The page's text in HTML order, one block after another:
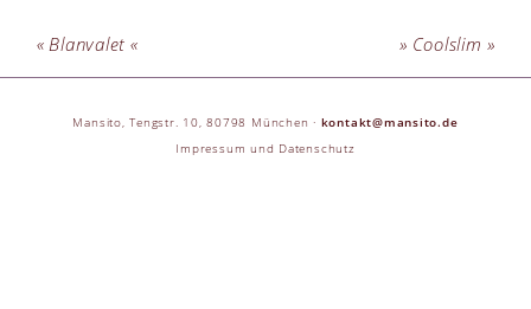
Blanvalet Coolslim
Mansito, Tengstr. 10, 80798 München · kontakt@mansito.de
Impressum und Datenschutz